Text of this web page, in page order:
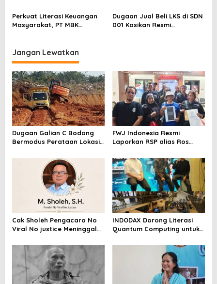
Sentimen Pasar
Pelapor Desak Polda Jambi
Segera Lakukan Penahanan
Perkuat Literasi Keuangan
Masyarakat, PT MBK
Dugaan Jual Beli LKS di SDN
001 Kasikan Resmi
Jangan Lewatkan
Dugaan Galian C Bodong
Bermodus Perataan Lokasi
Riau Akan Tinjauan Lokasi
FWJ Indonesia Resmi
Laporkan RSP alias Ros
Cak Sholeh Pengacara No
Viral No justice Meninggal
INDODAX Dorong Literasi
Quantum Computing untuk
Blockchain